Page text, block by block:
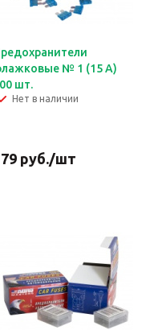
№ 1 (15 А)
шт.
Нет в наличии
руб./шт